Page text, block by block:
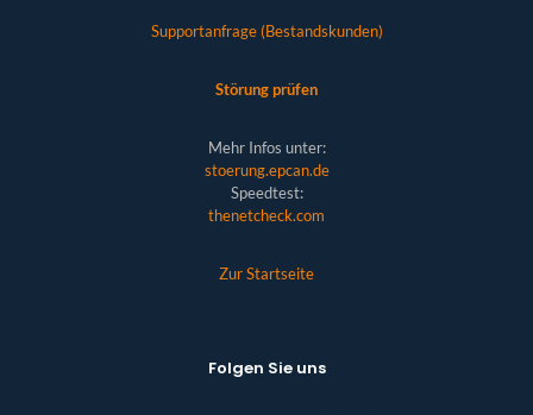
Supportanfrage (Bestandskunden)
Störung prüfen
Mehr Infos unter:
stoerung.epcan.de
Speedtest:
thenetcheck.com
Zur Startseite
Folgen Sie uns